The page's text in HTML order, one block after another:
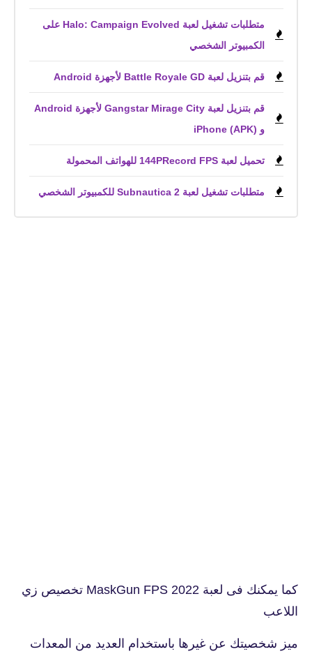
متطلبات تشغيل لعبة Halo: Campaign Evolved على
الكمبيوتر الشخصي
قم بتنزيل لعبة Battle Royale GD لأجهزة Android
قم بتنزيل لعبة Gangstar Mirage City لأجهزة Android
و iPhone (APK)
تحميل لعبة 144PRecord FPS للهواتف المحمولة
متطلبات تشغيل لعبة Subnautica 2 للكمبيوتر الشخصي
كما يمكنك فى لعبة MaskGun FPS 2022 تخصيص زي
اللاعب
ميز شخصيتك عن غيرها باستخدام العديد من المعدات